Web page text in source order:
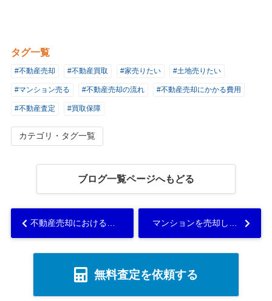
タグ一覧
#不動産売却 #不動産買取 #家売りたい #土地売りたい
#マンション売る #不動産売却の流れ #不動産売却にかかる費用
#不動産査定 #買取保障
カテゴリ・タグ一覧
ブログ一覧ページへもどる
不動産売却における告知書は誰が作成する？記入時の注意点も解説！... マンションを売却した場合エアコンはどうする？ケースごとの注意点を解説...
無料査定を依頼する